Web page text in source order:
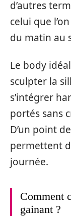
d’autres
celui que
du matin au
Le body
sculpter la
s’intégrer
portés sans
D’un point
permettent
journée.
Comment
gainant ?